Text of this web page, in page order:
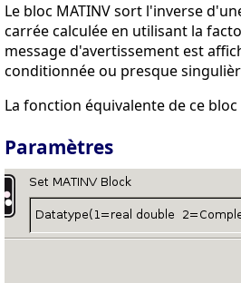
Le bloc MATINV sort l'inverse
carrée calculée en utilisant la
message d'avertissement est
conditionnée ou presque
La fonction équivalente de ce bloc
Paramètres